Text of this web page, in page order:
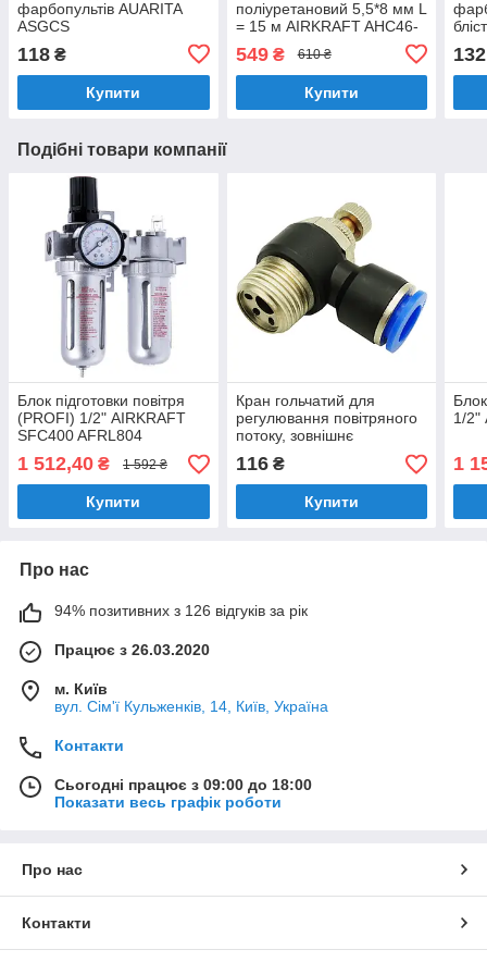
фарбопультів AUARITA
ASGCS
118 ₴
Купити
поліуретановий 5,5*8 мм L
= 15 м AIRKRAFT AHC46-
пневматичний,
задушливий)
549₴ 610 ₴
Купити
132
Подібні товари компанії
Блок підготовки повітря
(PROFI) 1/2" AIRKRAFT
SFC400 AFRL804
1 512,40 ₴ 1 592 ₴
Купити
Кран гольчатий для
регулювання повітряного
потоку, зовнішнє
різьблення 3/8" і цангове
з'єднання для
поліуретанових шлангів
116₴
Купити
1/2"
1
Про нас
94% позитивних з 126 відгуків за рік
Працює з 26.03.2020
м. Київ
вул. Сім'ї Кульженків, 14, Київ, Україна
Контакти
Сьогодні працює з 09:00 до 18:00
Показати весь графік роботи
Про нас
Контакти